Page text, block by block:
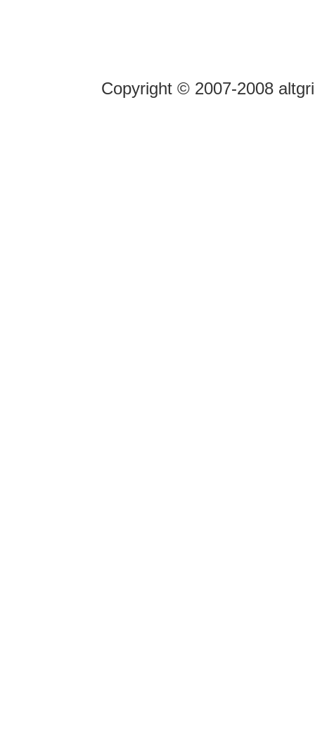
Copyright © 2007-2008